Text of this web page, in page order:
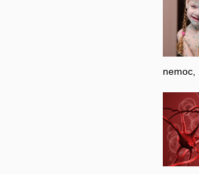
nemoc, ..